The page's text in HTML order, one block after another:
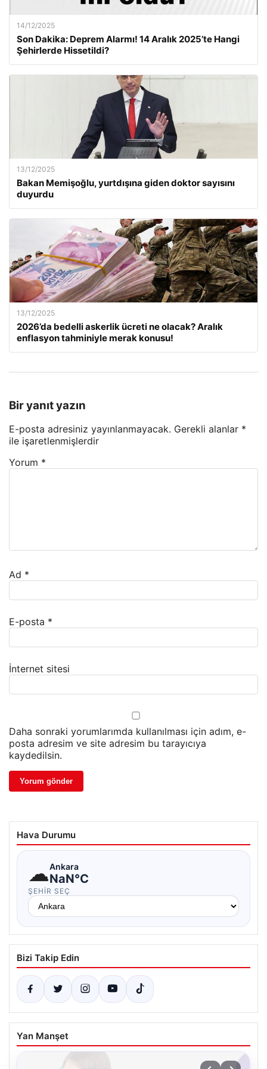
14/12/2025
Son Dakika: Deprem Alarmı! 14 Aralık 2025’te Hangi
Şehirlerde Hissetildi?
13/12/2025
Bakan Memişoğlu, yurtdışına giden doktor sayısını
duyurdu
13/12/2025
2026’da bedelli askerlik ücreti ne olacak? Aralık
enflasyon tahminiyle merak konusu!
Bir yanıt yazın
E-posta adresiniz yayınlanmayacak. Gerekli alanlar *
ile işaretlenmişlerdir
Yorum *
Ad *
E-posta *
İnternet sitesi
Daha sonraki yorumlarımda kullanılması için adım, e-
posta adresim ve site adresim bu tarayıcıya
kaydedilsin.
Hava Durumu
☁Ankara
NaN°C
ŞEHIR SEÇ
Bizi Takip Edin
Yan Manşet